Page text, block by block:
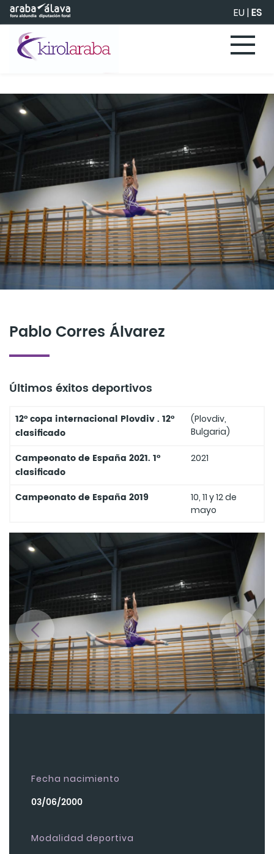
Saltar al contenido principal EU|ES
Pablo Corres Álvarez
Últimos éxitos deportivos
12º copa internacional Plovdiv . 12º
clasificado
(Plovdiv,
Bulgaria)
Campeonato de España 2021. 1º
clasificado
2021
Campeonato de España 2019
10, 11 y 12 de
mayo
Fecha nacimiento
03/06/2000
Modalidad deportiva